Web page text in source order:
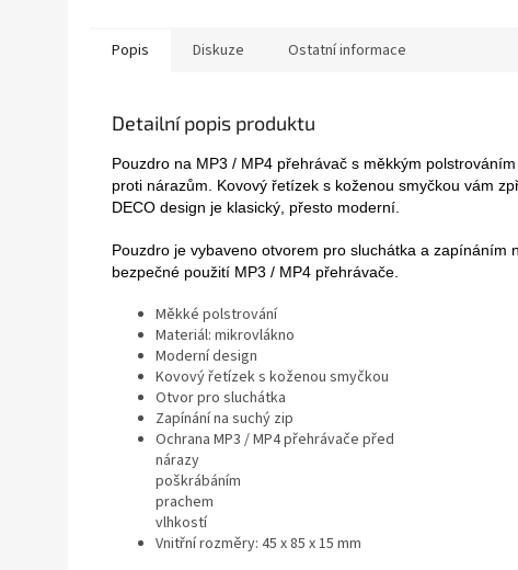
Popis Diskuze Ostatní informace
Detailní popis produktu
Pouzdro na MP3 / MP4 přehrávač s měkkým
proti nárazům. Kovový řetízek s koženou smyčkou vám
DECO design je klasický, přesto moderní.
Pouzdro je vybaveno otvorem pro sluchátka a zapínáním
bezpečné použití MP3 / MP4 přehrávače.
Měkké polstrování
Materiál: mikrovlákno
Moderní design
Kovový řetízek s koženou smyčkou
Otvor pro sluchátka
Zapínání na suchý zip
Ochrana MP3 / MP4 přehrávače před
nárazy
poškrábáním
prachem
vlhkostí
Vnitřní rozměry: 45 x 85 x 15 mm